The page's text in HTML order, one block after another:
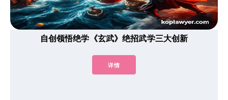
自创领悟绝学《玄武》绝招武学三大创新
详情